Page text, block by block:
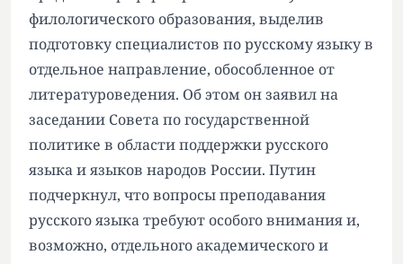
филологического образования, выделив
подготовку специалистов по русскому языку в
отдельное направление, обособленное от
литературоведения. Об этом он заявил на
заседании Совета по государственной
политике в области поддержки русского
языка и языков народов России. Путин
подчеркнул, что вопросы преподавания
русского языка требуют особого внимания и,
возможно, отдельного академического и